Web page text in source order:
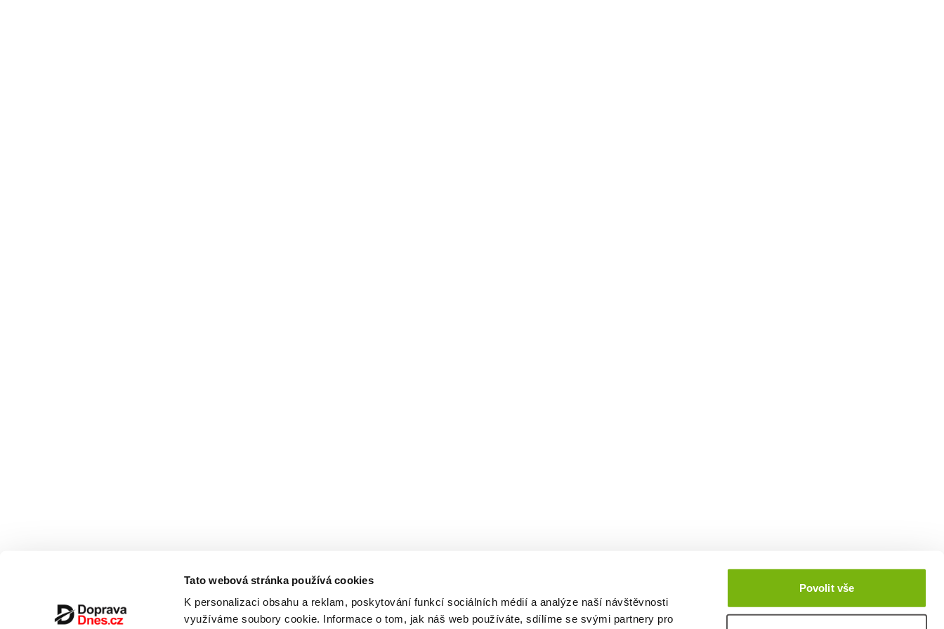
Tato webová stránka používá cookies
K personalizaci obsahu a reklam, poskytování funkcí sociálních médií a analýze naší návštěvnosti
využíváme soubory cookie. Informace o tom, jak náš web používáte, sdílíme se svými partnery pro
Povolit vše